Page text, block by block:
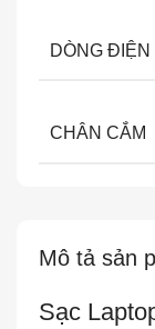
Mô tả sản
Sạc
DÒNG ĐIỆN
CHÂN CẮM